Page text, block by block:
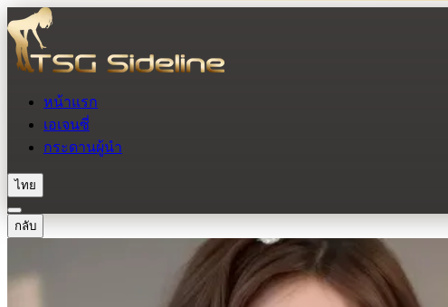
หน้าแรก
เอเจนซี่
กระดานผู้นำ
ไทย
กลับ